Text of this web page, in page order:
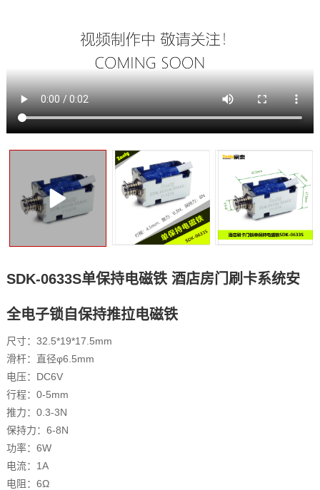
SDK-0633S单保持电磁铁 酒店房门刷卡系统安
全电子锁自保持推拉电磁铁
尺寸：32.5*19*17.5mm
滑杆：直径φ6.5mm
电压：DC6V
行程：0-5mm
推力：0.3-3N
保持力：6-8N
功率：6W
电流：1A
电阻：6Ω